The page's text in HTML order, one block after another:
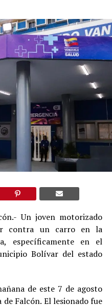
Un joven motorizado
contra un carro en la
específicamente en el
Bolívar del estado
de este 7 de agosto
Falcón. El lesionado fue